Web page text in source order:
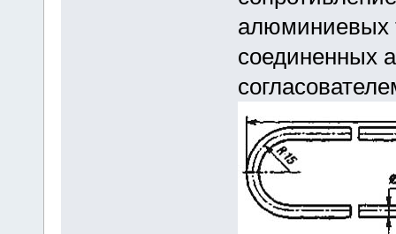
алюминиевых
соединенных